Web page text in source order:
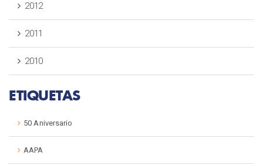
2012
2011
2010
ETIQUETAS
50 Aniversario
AAPA